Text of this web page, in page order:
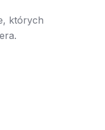
których